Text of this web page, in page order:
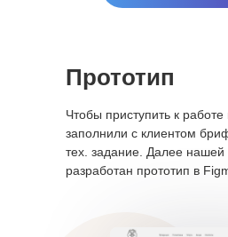
Прототип
Чтобы приступить к
заполнили с клиентом
тех. задание. Далее
разработан прототип в